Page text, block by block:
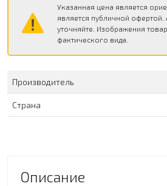
Указанная цена является
является публичной офертой.
уточняйте. Изображения
фактического вида.
Производитель
Страна
Описание